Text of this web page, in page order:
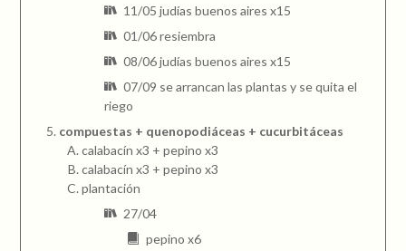
11/05 judías buenos aires x15
01/06 resiembra
08/06 judías buenos aires x15
07/09 se arrancan las plantas y se quita el
riego
compuestas + quenopodiáceas + cucurbitáceas
calabacín x3 + pepino x3
calabacín x3 + pepino x3
plantación
27/04
pepino x6